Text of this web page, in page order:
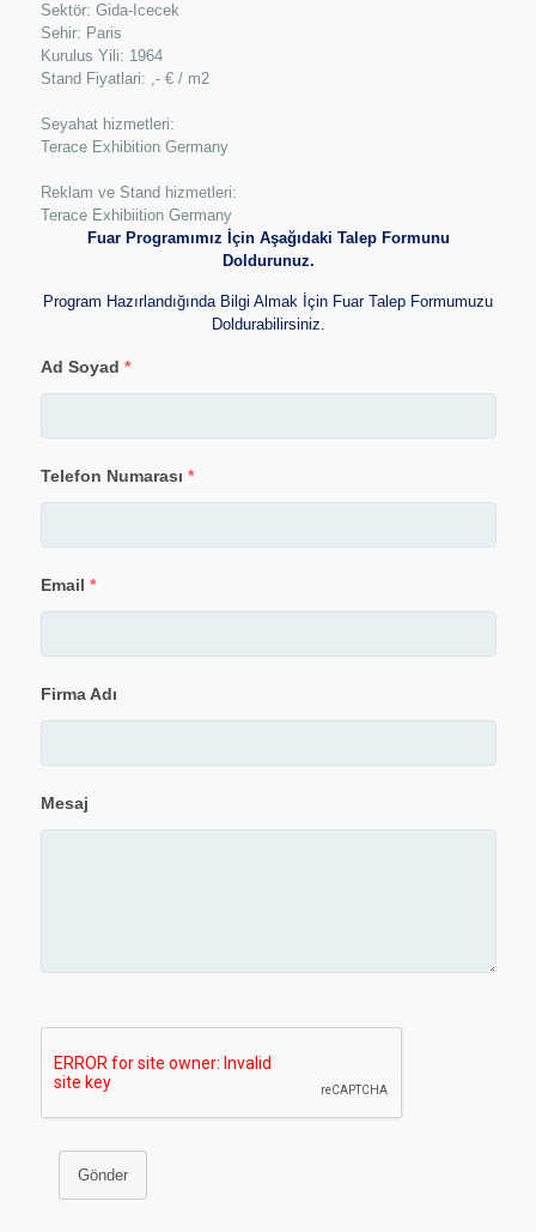
Sektör: Gida-Icecek
Sehir: Paris
Kurulus Yili: 1964
Stand Fiyatlari: ,- € / m2
Seyahat hizmetleri:
Terace Exhibition Germany
Reklam ve Stand hizmetleri:
Terace Exhibiition Germany
Fuar Programımız İçin Aşağıdaki Talep Formunu
Doldurunuz.
Program Hazırlandığında Bilgi Almak İçin Fuar Talep Formumuzu
Doldurabilirsiniz.
Ad Soyad *
Telefon Numarası *
Email *
Firma Adı
Mesaj
Gönder